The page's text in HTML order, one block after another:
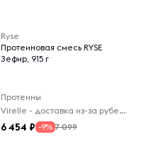
Ryse
Протеиновая смесь RYSE
Зефир, 915 г
Протеины
Virelle - доставка из-за рубежа
6 454 -9% 7 099